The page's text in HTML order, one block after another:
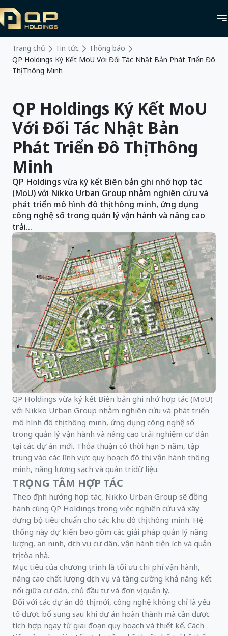
Trang chủ Tin tức
Thông báo
QP Holdings Ký Kết MoU Với Đối Tác Nhật Bản Phát Triển Đô
Thị Thông Minh
QP Holdings Ký Kết MoU
Với Đối Tác Nhật Bản
Phát Triển Đô Thị Thông
Minh
QP Holdings vừa ký kết Biên bản ghi nhớ hợp tác
(MoU) với Nikko Urban Group nhằm nghiên cứu và
phát triển mô hình đô thị thông minh, ứng dụng
công nghệ số trong quản lý vận hành và nâng cao
trải…
QP Holdings vừa ký kết Biên bản ghi nhớ hợp tác (MoU)
với Nikko Urban Group nhằm nghiên cứu và phát triển
mô hình đô thị thông minh, ứng dụng công nghệ số
trong quản lý vận hành và nâng cao trải nghiệm cư dân
tại các dự án mới. Thỏa thuận có thời hạn 5 năm, tập
trung vào các lĩnh vực quy hoạch đô thị, vận hành thông
minh, năng lượng sạch và quản trị dữ liệu.
TRỌNG TÂM HỢP TÁC
Theo định hướng hợp tác, Nikko Urban Group sẽ đồng
hành cùng QP Holdings trong việc nghiên cứu và xây
dựng bộ tiêu chuẩn cho các khu đô thị thông minh. Hệ
thống này dự kiến bao gồm các giải pháp quản lý năng
lượng, an ninh, dịch vụ cư dân, vận hành tiện ích và quản
trị tòa nhà.
Mục tiêu của chương trình là tối ưu chi phí vận hành,
nâng cao chất lượng dịch vụ và tăng cường khả năng kết
nối giữa cư dân, chủ đầu tư và đơn vị quản lý.
Đối với các dự án đô thị mới, công nghệ không chỉ là yếu
tố được bổ sung sau khi dự án hoàn thành mà cần được
tích hợp ngay từ giai đoạn quy hoạch và thiết kế. Cách